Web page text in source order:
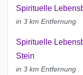
Spirituelle
in 3 km Entfernung
Spirituelle
Stein
in 3 km Entfernung